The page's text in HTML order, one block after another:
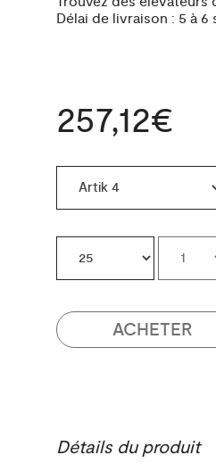
Délai de livraison : 5 à 6
257,12€
ACHETER
Détails du produit